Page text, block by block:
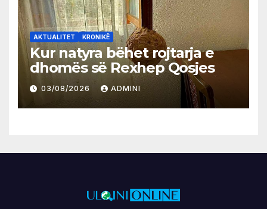
AKTUALITET KRONIKË
Kur natyra bëhet rojtarja e
dhomës së Rexhep Qosjes
03/08/2026 ADMINI